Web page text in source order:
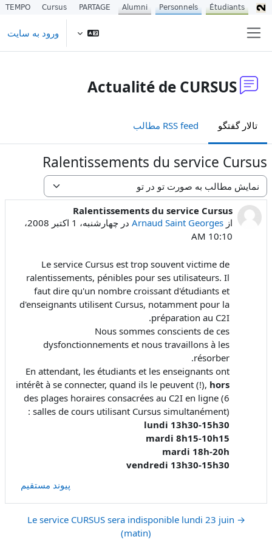
ورود به سایت
Actualité de CURSUS
تالار گفتگو RSS feed مطالب
Ralentissements du service Cursus
نحوهٔ نمایش
Ralentissements du service Cursus
از Arnaud Saint Georgesدر
چهارشنبه، 1 اکتبر 2008،
10:10 AM
Number of replies: 0
Le service Cursus est trop souvent victime de
ralentissements, pénibles pour ses utilisateurs. Il
faut dire qu'un nombre croissant d'étudiants et
d'enseignants utilisent Cursus, notamment pour la
préparation au C2I.
Nous sommes conscients de ces
dysfonctionnements et nous travaillons à les
résorber.
En attendant, les étudiants et les enseignants ont
intérêt à se connecter, quand ils le peuvent (!), hors
des plages horaires consacrées au C2I en ligne (6
salles de cours utilisant Cursus simultanément) :
lundi 13h30-15h30
mardi 8h15-10h15
mardi 18h-20h
vendredi 13h30-15h30
پیوند مستقیم
→ Le service CURSUS sera indisponible lundi 23 juin
(matin)
Étudiants
Personnels
Alumni
PARTAGE
Cursus
TEMPO